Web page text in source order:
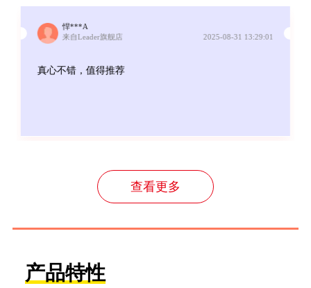
悍***A
来自Leader旗舰店
2025-08-31 13:29:01
真心不错，值得推荐
查看更多
产品特性